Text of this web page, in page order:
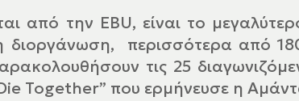
από την EBU, είναι το
διοργάνωση, περισσότερα από
τις 25
Together” που ερμήνευσε η